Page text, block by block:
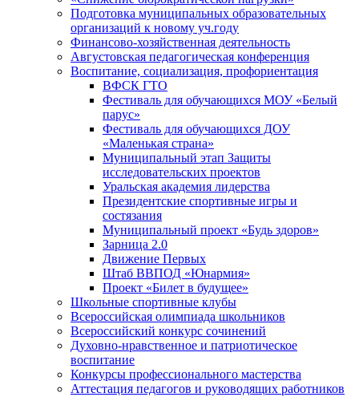
Подготовка муниципальных образовательных
организаций к новому уч.году
Финансово-хозяйственная деятельность
Августовская педагогическая конференция
Воспитание, социализация, профориентация
ВФСК ГТО
Фестиваль для обучающихся МОУ «Белый
парус»
Фестиваль для обучающихся ДОУ
«Маленькая страна»
Муниципальный этап Защиты
исследовательских проектов
Уральская академия лидерства
Президентские спортивные игры и
состязания
Муниципальный проект «Будь здоров»
Зарница 2.0
Движение Первых
Штаб ВВПОД «Юнармия»
Проект «Билет в будущее»
Школьные спортивные клубы
Всероссийская олимпиада школьников
Всероссийский конкурс сочинений
Духовно-нравственное и патриотическое
воспитание
Конкурсы профессионального мастерства
Аттестация педагогов и руководящих работников